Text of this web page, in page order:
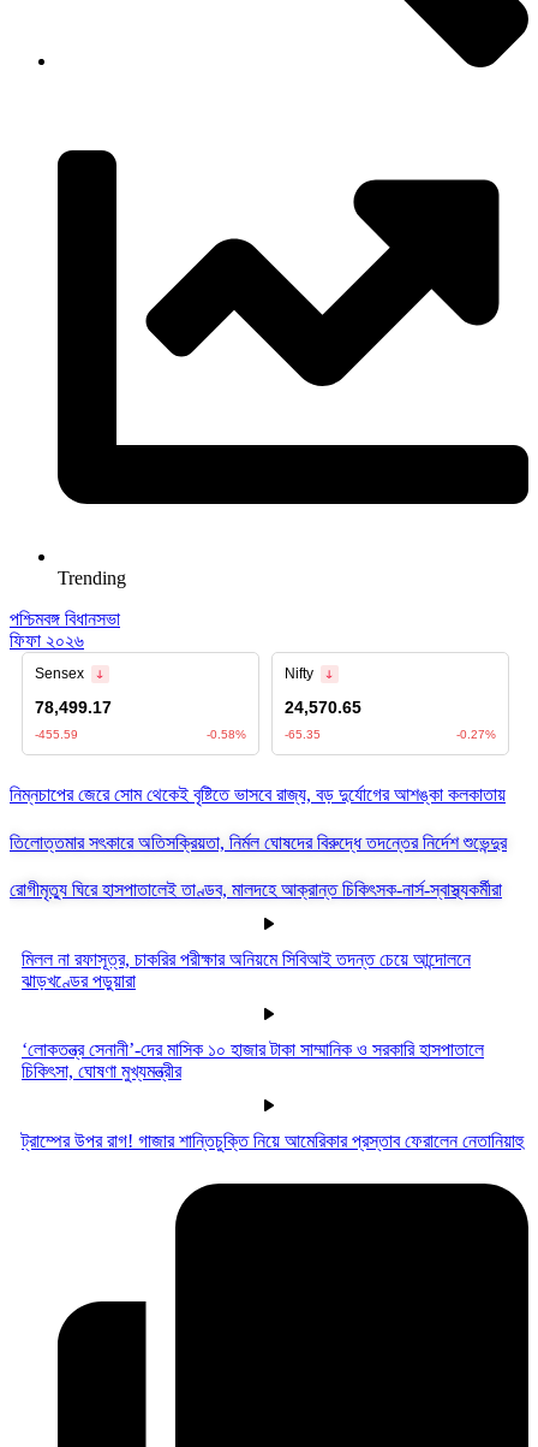
Trending
পশ্চিমবঙ্গ বিধানসভা
ফিফা ২০২৬
নিম্নচাপের জেরে সোম থেকেই বৃষ্টিতে ভাসবে রাজ্য, বড় দুর্যোগের আশঙ্কা কলকাতায়
তিলোত্তমার সৎকারে অতিসক্রিয়তা, নির্মল ঘোষদের বিরুদ্ধে তদন্তের নির্দেশ শুভেন্দুর
রোগীমৃত্যু ঘিরে হাসপাতালেই তাণ্ডব, মালদহে আক্রান্ত চিকিৎসক-নার্স-স্বাস্থ্যকর্মীরা
মিলল না রফাসূত্র, চাকরির পরীক্ষার অনিয়মে সিবিআই তদন্ত চেয়ে আন্দোলনে
ঝাড়খণ্ডের পড়ুয়ারা
‘লোকতন্ত্র সেনানী’-দের মাসিক ১০ হাজার টাকা সাম্মানিক ও সরকারি হাসপাতালে
চিকিৎসা, ঘোষণা মুখ্যমন্ত্রীর
ট্রাম্পের উপর রাগ! গাজার শান্তিচুক্তি নিয়ে আমেরিকার প্রস্তাব ফেরালেন নেতানিয়াহু